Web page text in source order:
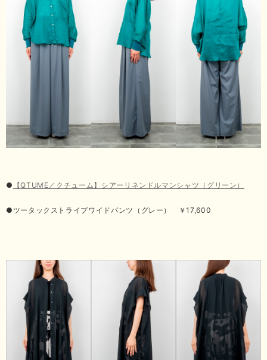
● 【QTUME／クチューム】シアーリネンドルマンシャツ（グリーン）
●ツータックストライプワイドパンツ（グレー） ￥17,600